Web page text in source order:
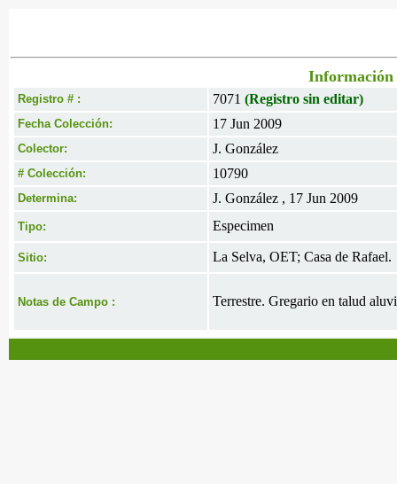
Información
Registro # : 7071 (Registro sin editar)
Fecha Colección: 17 Jun 2009
Colector: J. González
# Colección: 10790
Determina: J. González , 17 Jun 2009
Tipo: Especimen
Sitio: La Selva, OET; Casa de Rafael.
Notas de Campo : Terrestre. Gregario en talud